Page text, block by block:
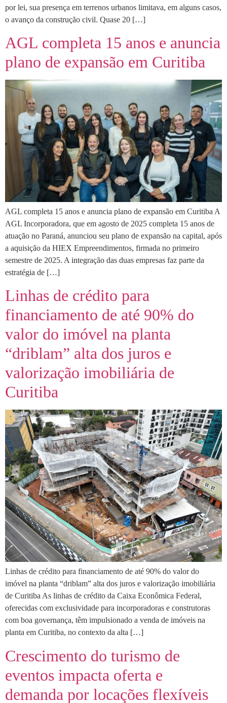
por lei, sua presença em terrenos urbanos limitava, em alguns casos,
o avanço da construção civil. Quase 20 […]
AGL completa 15 anos e anuncia
plano de expansão em Curitiba
AGL completa 15 anos e anuncia plano de expansão em Curitiba A
AGL Incorporadora, que em agosto de 2025 completa 15 anos de
atuação no Paraná, anunciou seu plano de expansão na capital, após
a aquisição da HIEX Empreendimentos, firmada no primeiro
semestre de 2025. A integração das duas empresas faz parte da
estratégia de […]
Linhas de crédito para
financiamento de até 90% do
valor do imóvel na planta
“driblam” alta dos juros e
valorização imobiliária de
Curitiba
Linhas de crédito para financiamento de até 90% do valor do
imóvel na planta “driblam” alta dos juros e valorização imobiliária
de Curitiba As linhas de crédito da Caixa Econômica Federal,
oferecidas com exclusividade para incorporadoras e construtoras
com boa governança, têm impulsionado a venda de imóveis na
planta em Curitiba, no contexto da alta […]
Crescimento do turismo de
eventos impacta oferta e
demanda por locações flexíveis